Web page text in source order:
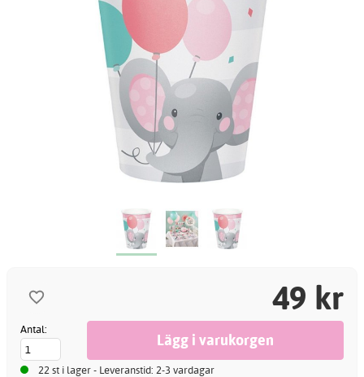
49 kr
Antal:
22 st i lager - Leveranstid: 2-3 vardagar